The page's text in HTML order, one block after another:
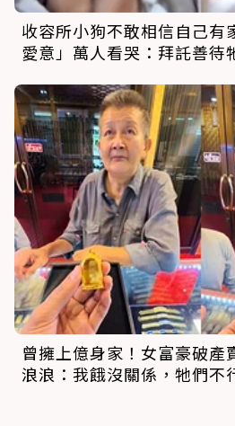
收容所小狗不敢相信自己有
愛意」萬人看哭：拜託善待
曾擁上億身家！女富豪破產
浪浪：我餓沒關係，牠們不